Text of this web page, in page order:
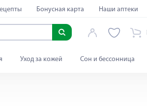
Бонусная карта Наши аптеки
Уход за кожей Сон и бессонница